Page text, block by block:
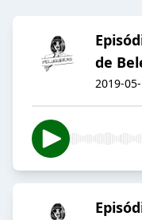
de
2019-